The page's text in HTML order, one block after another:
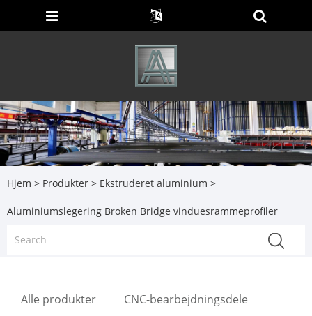
Hjem > Produkter > Ekstruderet aluminium >
Aluminiumslegering Broken Bridge vinduesrammeprofiler
Alle produkter CNC-bearbejdningsdele